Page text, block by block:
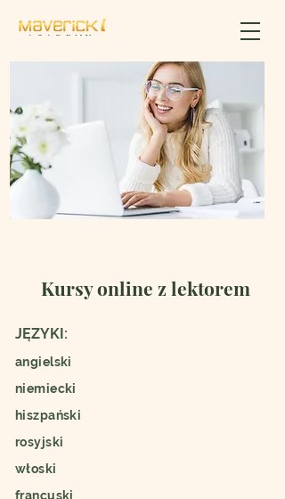
Kursy online z lektorem
JĘZYKI:
angielski
niemiecki
hiszpański
rosyjski
włoski
francuski